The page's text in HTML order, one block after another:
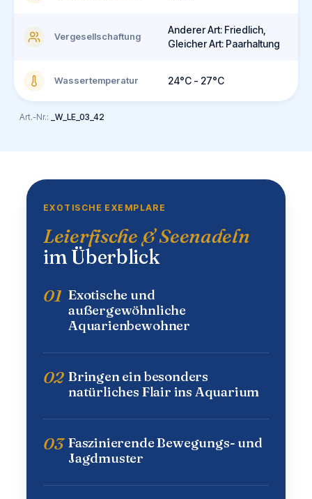
Vergesellschaftung
Anderer Art: Friedlich,
Gleicher Art: Paarhaltung
Wassertemperatur 24°C - 27°C
Art.-Nr.: _W_LE_03_42
EXOTISCHE EXEMPLARE
Leierfische & Seenadeln
im Überblick
01 Exotische und
außergewöhnliche
Aquarienbewohner
02 Bringen ein besonders
natürliches Flair ins Aquarium
03 Faszinierende Bewegungs- und
Jagdmuster